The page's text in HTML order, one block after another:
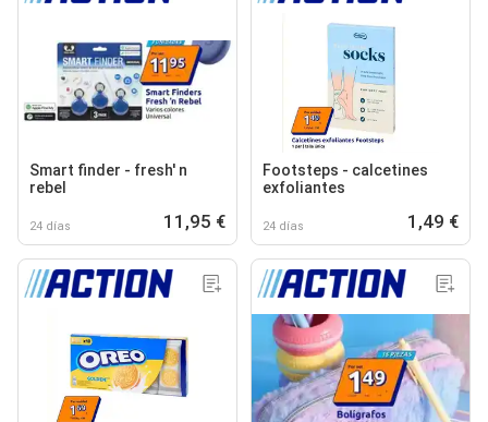
Smart finder - fresh' n
rebel
24 días 11,95 €
Footsteps - calcetines
exfoliantes
24 días 1,49 €